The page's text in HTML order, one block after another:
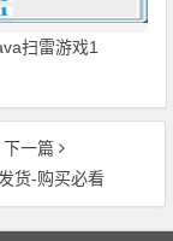
扫雷游戏1
下一篇
货-购买必看